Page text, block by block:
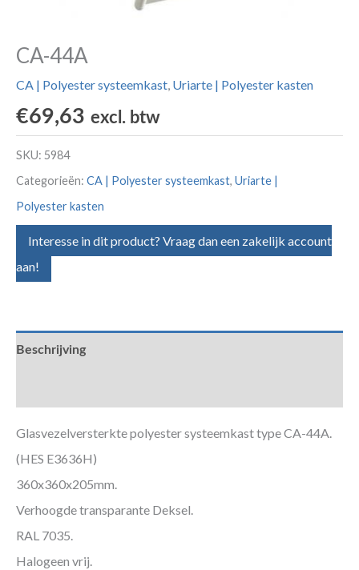
CA-44A
CA | Polyester systeemkast, Uriarte | Polyester kasten
€69,63 excl. btw
SKU: 5984
Categorieën: CA | Polyester systeemkast, Uriarte |
Polyester kasten
Interesse in dit product? Vraag dan een zakelijk account
aan!
Beschrijving
Glasvezelversterkte polyester systeemkast type CA-44A.
(HES E3636H)
360x360x205mm.
Verhoogde transparante Deksel.
RAL 7035.
Halogeen vrij.